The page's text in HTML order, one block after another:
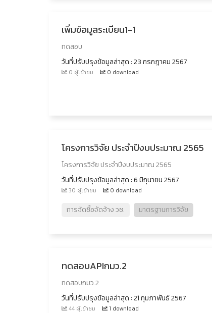
เพิ่มข้อมูลระเบียน1-1
ทดสอบ
วันที่ปรับปรุงข้อมูลล่าสุด : 23 กรกฎาคม 2567
0 ผู้เข้าชม 0 download
โครงการวิจัย ประจำปีงบประมาณ 2565
โครงการวิจัย ประจำปีงบประมาณ 2565
วันที่ปรับปรุงข้อมูลล่าสุด : 6 มิถุนายน 2567
30 ผู้เข้าชม 0 download
การจัดซื้อจัดจ้าง วช. มาตรฐานการวิจัย
ทดสอบAPIกมว.2
ทดสอบกมว.2
วันที่ปรับปรุงข้อมูลล่าสุด : 21 กุมภาพันธ์ 2567
44 ผู้เข้าชม 1 download